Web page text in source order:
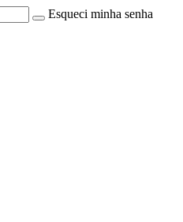
Esqueci minha senha